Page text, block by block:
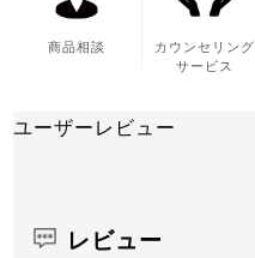
商品相談
カウンセリング
サービス
ユーザーレビュー
レビュー